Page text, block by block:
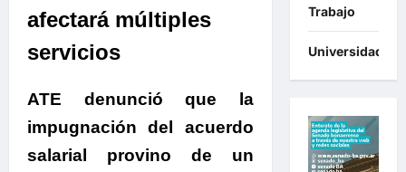
afectará múltiples
servicios
ATE denunció que la
impugnación del acuerdo
salarial provino de un
Trabajo
Universidades